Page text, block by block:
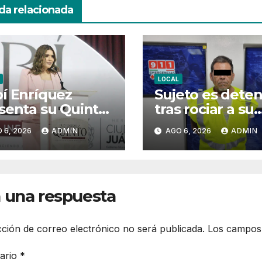
relacionada
Enríquez
su Quinto
al frente
Juárez y
el cierre de
6, 2026 ADMIN
LOCAL
Sujeto es
tras rociar a su
esposa e hija
combustible
intentar
AGO 6, 2026 ADMIN
una respuesta
de correo electrónico no será publicada. Los
*